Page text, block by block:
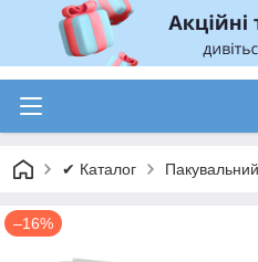
✔ Каталог
–16%